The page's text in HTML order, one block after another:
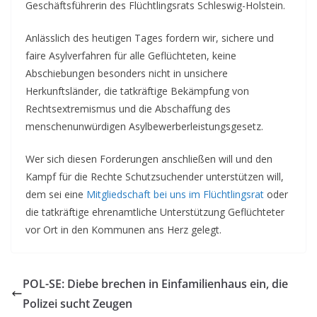
Geschäftsführerin des Flüchtlingsrats Schleswig-Holstein.
Anlässlich des heutigen Tages fordern wir, sichere und
faire Asylverfahren für alle Geflüchteten, keine
Abschiebungen besonders nicht in unsichere
Herkunftsländer, die tatkräftige Bekämpfung von
Rechtsextremismus und die Abschaffung des
menschenunwürdigen Asylbewerberleistungsgesetz.
Wer sich diesen Forderungen anschließen will und den
Kampf für die Rechte Schutzsuchender unterstützen will,
dem sei eine Mitgliedschaft bei uns im Flüchtlingsrat oder
die tatkräftige ehrenamtliche Unterstützung Geflüchteter
vor Ort in den Kommunen ans Herz gelegt.
POL-SE: Diebe brechen in Einfamilienhaus ein, die
Polizei sucht Zeugen